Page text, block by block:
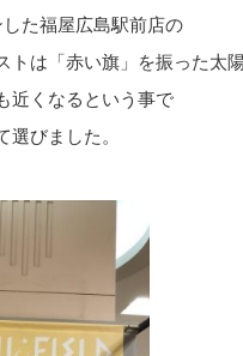
た福屋広島駅前店の
トは「赤い旗」を振った太
近くなるという事で
選びました。